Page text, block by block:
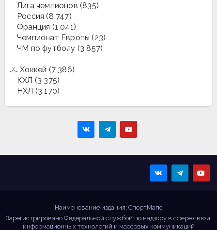
Лига чемпионов (835)
Россия (8 747)
Франция (1 041)
Чемпионат Европы (23)
ЧМ по футболу (3 857)
Хоккей (7 386)
КХЛ (3 375)
НХЛ (3 170)
Наименование издания: СпортМапс
Зарегистрировано Федеральной службой по надзору в сфере связи,
информационных технологий и массовых коммуникаций